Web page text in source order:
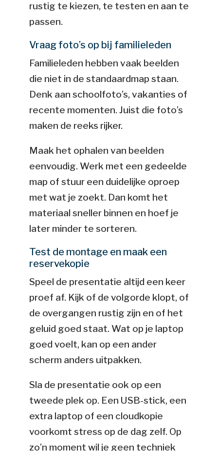
rustig te kiezen, te testen en aan te
passen.
Vraag foto’s op bij familieleden
Familieleden hebben vaak beelden
die niet in de standaardmap staan.
Denk aan schoolfoto’s, vakanties of
recente momenten. Juist die foto’s
maken de reeks rijker.
Maak het ophalen van beelden
eenvoudig. Werk met een gedeelde
map of stuur een duidelijke oproep
met wat je zoekt. Dan komt het
materiaal sneller binnen en hoef je
later minder te sorteren.
Test de montage en maak een
reservekopie
Speel de presentatie altijd een keer
proef af. Kijk of de volgorde klopt, of
de overgangen rustig zijn en of het
geluid goed staat. Wat op je laptop
goed voelt, kan op een ander
scherm anders uitpakken.
Sla de presentatie ook op een
tweede plek op. Een USB-stick, een
extra laptop of een cloudkopie
voorkomt stress op de dag zelf. Op
zo’n moment wil je geen techniek